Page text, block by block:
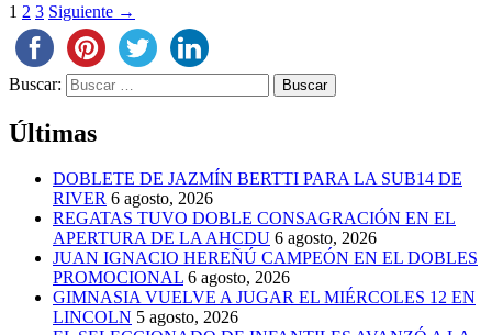
1 2 3 Siguiente →
Buscar:
Últimas
DOBLETE DE JAZMÍN BERTTI PARA LA SUB14 DE
RIVER 6 agosto, 2026
REGATAS TUVO DOBLE CONSAGRACIÓN EN EL
APERTURA DE LA AHCDU 6 agosto, 2026
JUAN IGNACIO HEREÑÚ CAMPEÓN EN EL DOBLES
PROMOCIONAL 6 agosto, 2026
GIMNASIA VUELVE A JUGAR EL MIÉRCOLES 12 EN
LINCOLN 5 agosto, 2026